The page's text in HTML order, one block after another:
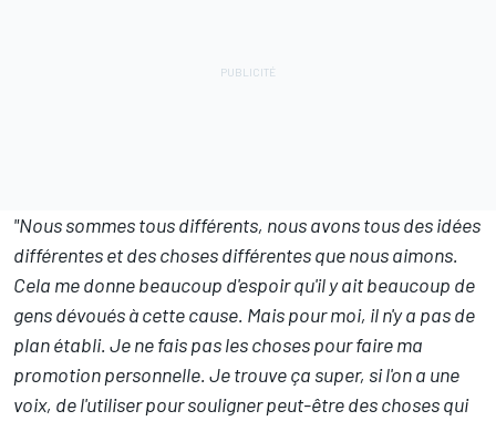
"Nous sommes tous différents, nous avons tous des idées
différentes et des choses différentes que nous aimons.
Cela me donne beaucoup d'espoir qu'il y ait beaucoup de
gens dévoués à cette cause. Mais pour moi, il n'y a pas de
plan établi. Je ne fais pas les choses pour faire ma
promotion personnelle. Je trouve ça super, si l'on a une
voix, de l'utiliser pour souligner peut-être des choses qui